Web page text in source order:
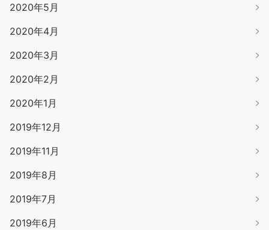
2020年5月
2020年4月
2020年3月
2020年2月
2020年1月
2019年12月
2019年11月
2019年8月
2019年7月
2019年6月